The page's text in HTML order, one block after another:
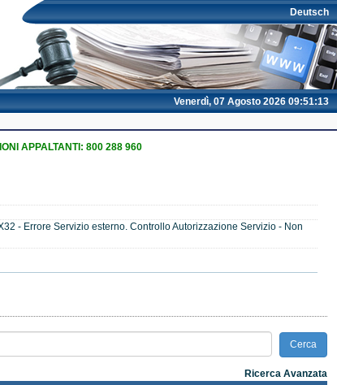
Deutsch
Venerdì, 07 Agosto 2026 09:51:13
APPALTANTI: 800 288 960
- Errore Servizio esterno. Controllo Autorizzazione Servizio - Non
Ricerca Avanzata